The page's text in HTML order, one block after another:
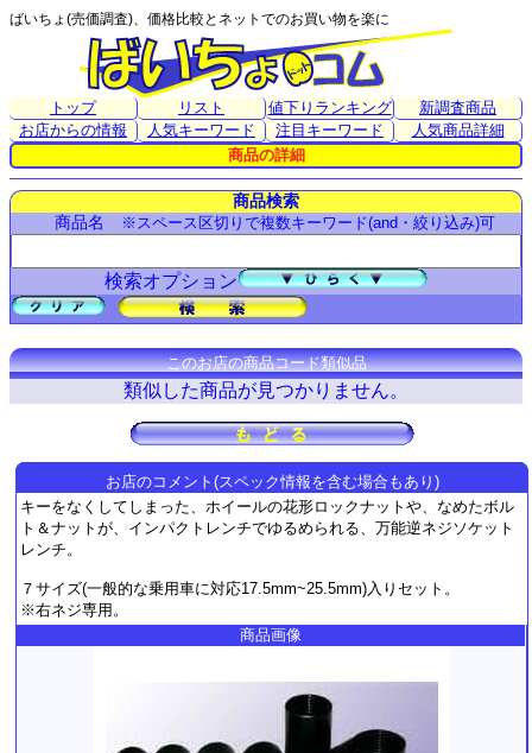
ばいちょ(売価調査)、価格比較とネットでのお買い物を楽に
トップ リスト 値下りランキング
新調査商品
お店からの情報
人気キーワード 注目キーワード
人気商品詳細
商品の詳細
お店のコメント(スペック情報を含む場合もあり)
キーをなくしてしまった、ホイールの花形ロックナットや、なめたボル
ト＆ナットが、インパクトレンチでゆるめられる、万能逆ネジソケット
レンチ。
７サイズ(一般的な乗用車に対応17.5mm~25.5mm)入りセット。
※右ネジ専用。
商品画像
商品検索
商品名
※スペース区切りで複数キーワード(and・絞り込み)可
検索オプション
このお店の商品コード類似品
類似した商品が見つかりません。